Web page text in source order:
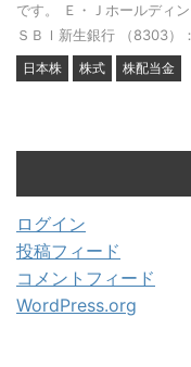
です。 Ｅ・Ｊホールディ
ＳＢＩ新生銀行 （8303）
日本株 株式 株配当金
ログイン
投稿フィード
コメントフィード
WordPress.org